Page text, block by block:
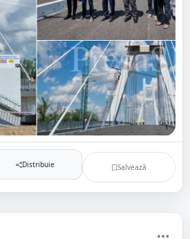
Distribuie Salvează